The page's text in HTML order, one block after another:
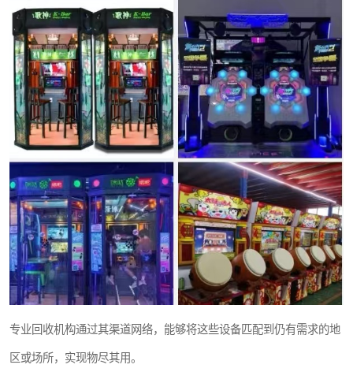
专业回收机构通过其渠道网络，能够将这些设备匹配到仍有需求的地
区或场所，实现物尽其用。